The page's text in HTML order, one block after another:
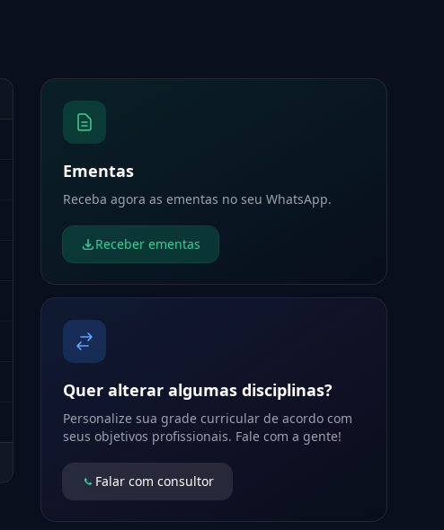
Ementas
Receba agora as ementas no seu WhatsApp.
Receber ementas
Quer alterar algumas disciplinas?
Personalize sua grade curricular de acordo com
seus objetivos profissionais. Fale com a gente!
Falar com consultor